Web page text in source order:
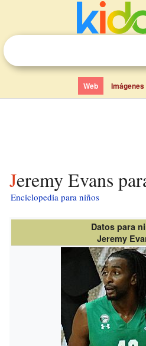
Web Imágenes
Jeremy Evans
Enciclopedia para niños
Datos para
Jeremy